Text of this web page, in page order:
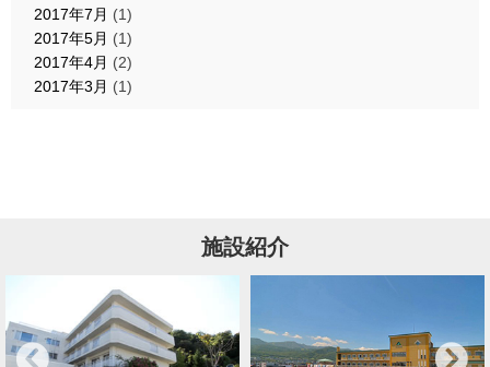
2017年7月 (1)
2017年5月 (1)
2017年4月 (2)
2017年3月 (1)
施設紹介